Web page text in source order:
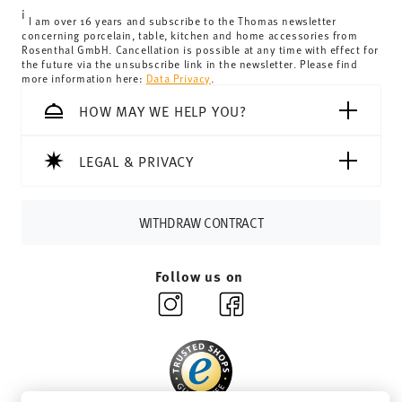
delivery is free of charge.
Switzerland:delivery is free of charge for orders over
69,90 CHF. If the value of your purchase is less than
69,90 CHF, delivery charges are 36,90 CHF.
Tracking:You will receive a tracking code by e-mail as
Delivery time: 3-5 working days for delivery within
Germany for items in stock. You can view delivery times to
For returns, please use ourreturns service
i I am over 16 years and subscribe to the Thomas newsletter
concerning porcelain, table, kitchen and home accessories from
Rosenthal GmbH. Cancellation is possible at any time with effect for
the future via the unsubscribe link in the newsletter. Please find
more information here: Data Privacy
HOW MAY WE HELP YOU?
LEGAL & PRIVACY
WITHDRAW CONTRACT
Follow us on